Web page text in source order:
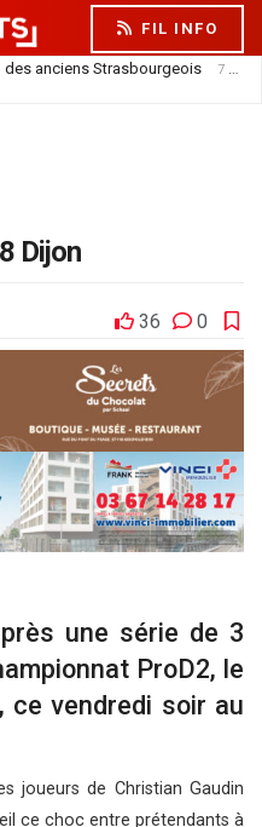
FIL INFO
des anciens Strasbourgeois 7 août 2026
Dijon
36 0
une série de 3
ProD2, le
ce vendredi soir au
joueurs de Christian Gaudin
ce choc entre prétendants à